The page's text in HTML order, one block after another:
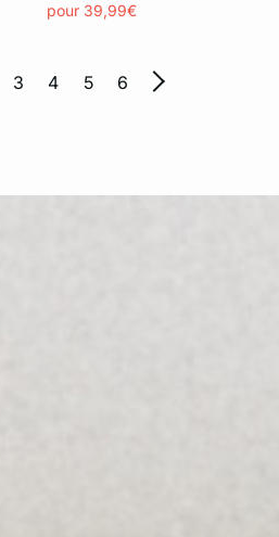
pour 39,99€
3 4 5 6